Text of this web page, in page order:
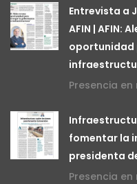
Entrevista a
AFIN | AFIN:
oportunidad
Presencia en
fomentar la
presidenta
Presencia en